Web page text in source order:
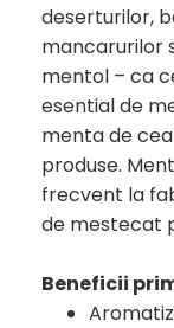
deserturilor,
mancarurilor
mentol – ca
esential de
menta de
produse.
frecvent la
de mestecat
Beneficii